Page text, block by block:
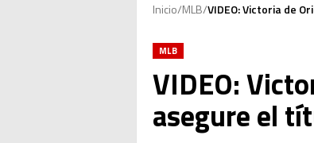
Inicio/MLB/VIDEO: Victoria de
MLB
VIDEO:
asegure el